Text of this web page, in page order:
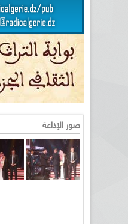
صور الإذاعة